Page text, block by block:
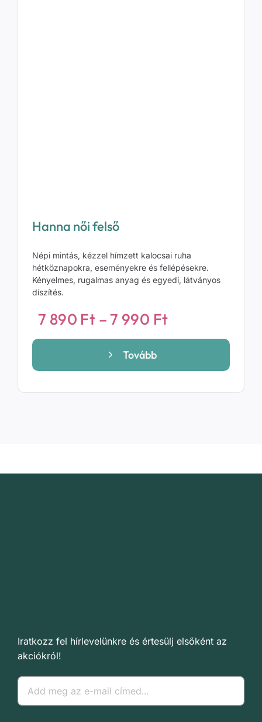
Hanna női felső
Népi mintás, kézzel hímzett kalocsai ruha
hétköznapokra, eseményekre és fellépésekre.
Kényelmes, rugalmas anyag és egyedi, látványos
díszítés.
7 890 Ft –7 990 Ft
7
-
7
Tovább
Iratkozz fel hírlevelünkre és értesülj elsőként az
akciókról!